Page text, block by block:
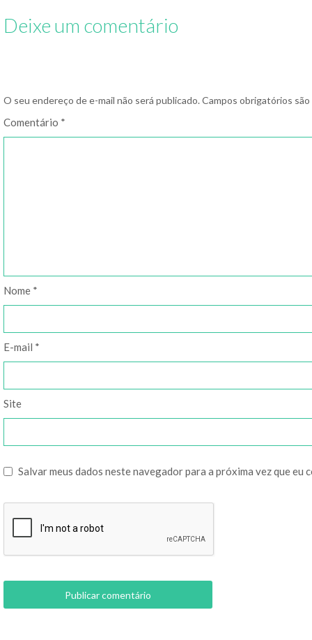
Deixe um comentário
O seu endereço de e-mail não será publicado.Campos obrigatórios
Comentário *
Nome *
E-mail *
Site
Salvar meus dados neste navegador para a próxima vez que eu